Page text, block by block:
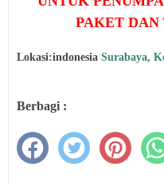
PAKET DAN
Lokasi:indonesia Surabaya,
Berbagi :